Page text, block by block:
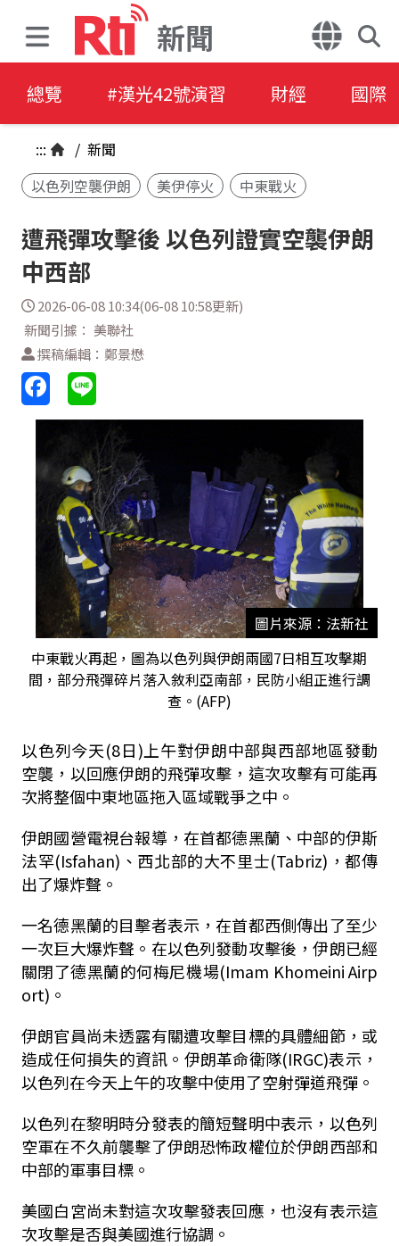
新聞
總覽 #漢光42號演習 財經 國際
::: / 新聞
以色列空襲伊朗
美伊停火 中東戰火
遭飛彈攻擊後 以色列證實空襲伊朗
中西部
2026-06-08 10:34(06-08 10:58更新)
新聞引據： 美聯社
撰稿編輯：鄭景懋
圖片來源：法新社
中東戰火再起，圖為以色列與伊朗兩國7日相互攻擊期
間，部分飛彈碎片落入敘利亞南部，民防小組正進行調
查。(AFP)
以色列今天(8日)上午對伊朗中部與西部地區發動
空襲，以回應伊朗的飛彈攻擊，這次攻擊有可能再
次將整個中東地區拖入區域戰爭之中。
伊朗國營電視台報導，在首都德黑蘭、中部的伊斯
法罕(Isfahan)、西北部的大不里士(Tabriz)，都傳
出了爆炸聲。
一名德黑蘭的目擊者表示，在首都西側傳出了至少
一次巨大爆炸聲。在以色列發動攻擊後，伊朗已經
關閉了德黑蘭的何梅尼機場(Imam Khomeini Airp
ort)。
伊朗官員尚未透露有關遭攻擊目標的具體細節，或
造成任何損失的資訊。伊朗革命衛隊(IRGC)表示，
以色列在今天上午的攻擊中使用了空射彈道飛彈。
以色列在黎明時分發表的簡短聲明中表示，以色列
空軍在不久前襲擊了伊朗恐怖政權位於伊朗西部和
中部的軍事目標。
美國白宮尚未對這次攻擊發表回應，也沒有表示這
次攻擊是否與美國進行協調。